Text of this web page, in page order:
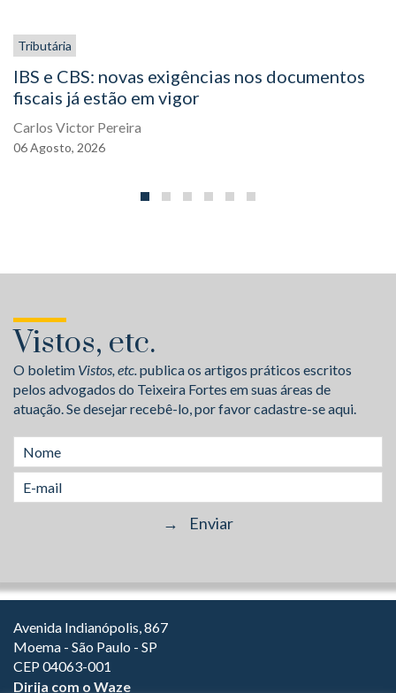
Tributária
IBS e CBS: novas exigências nos documentos
fiscais já estão em vigor
Carlos Victor Pereira
06Agosto, 2026
Vistos, etc.
O boletim Vistos, etc.publica os artigos práticos escritos
pelos advogados do Teixeira Fortes em suas áreas de
atuação. Se desejar recebê-lo, por favor cadastre-se aqui.
Avenida Indianópolis, 867
Moema - São Paulo - SP
CEP 04063-001
Dirija com o Waze